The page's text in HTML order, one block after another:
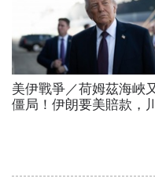
美伊戰爭／荷姆茲海峽
僵局！伊朗要美賠款，